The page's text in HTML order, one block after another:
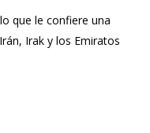
que le confiere una
Irak y los Emiratos